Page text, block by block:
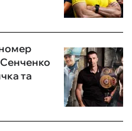
Сенченко
та